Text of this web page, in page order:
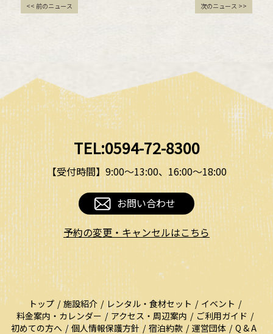
<< 前のニュース 次のニュース >>
TEL:0594-72-8300
【受付時間】9:00〜13:00、16:00〜18:00
お問い合わせ
予約の変更・キャンセルはこちら
トップ 施設紹介 レンタル・食材セット
イベント
料金案内・カレンダー
アクセス・周辺案内
ご利用ガイド
初めての方へ
個人情報保護方針 宿泊約款 運営団体 Q & A